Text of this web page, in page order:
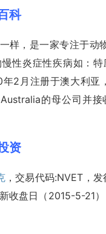
科
一样，是一家专注于动
性炎症性疾病如：
2月注册于澳大利亚
的母公司并
资
，交易代码:NVET，
收盘日（2015-5-21